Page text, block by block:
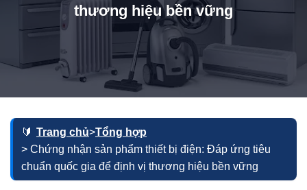
thương hiệu bền vững
Trang chủ>Tổng hợp
> Chứng nhận sản phẩm thiết bị điện: Đáp ứng tiêu
chuẩn quốc gia để định vị thương hiệu bền vững